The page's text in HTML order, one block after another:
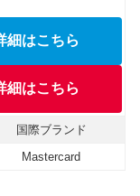
細はこちら
細はこちら
国際ブランド
Mastercard